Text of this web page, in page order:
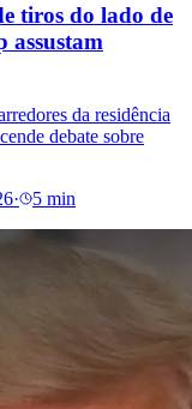
tiros do lado de
assustam
da residência
debate sobre
· 5 min